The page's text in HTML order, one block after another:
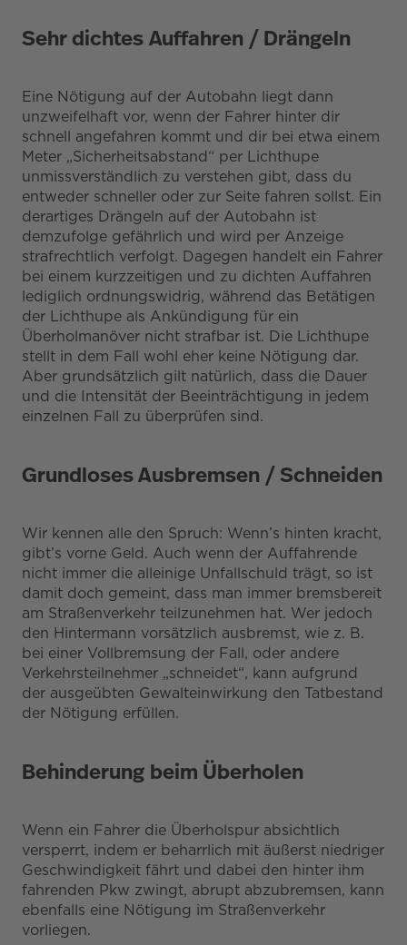
Sehr dichtes Auffahren / Drängeln
Eine Nötigung auf der Autobahn liegt dann
unzweifelhaft vor, wenn der Fahrer hinter dir
schnell angefahren kommt und dir bei etwa einem
Meter „Sicherheitsabstand“ per Lichthupe
unmissverständlich zu verstehen gibt, dass du
entweder schneller oder zur Seite fahren sollst. Ein
derartiges Drängeln auf der Autobahn ist
demzufolge gefährlich und wird per Anzeige
strafrechtlich verfolgt. Dagegen handelt ein Fahrer
bei einem kurzzeitigen und zu dichten Auffahren
lediglich ordnungswidrig, während das Betätigen
der Lichthupe als Ankündigung für ein
Überholmanöver nicht strafbar ist. Die Lichthupe
stellt in dem Fall wohl eher keine Nötigung dar.
Aber grundsätzlich gilt natürlich, dass die Dauer
und die Intensität der Beeinträchtigung in jedem
einzelnen Fall zu überprüfen sind.
Grundloses Ausbremsen / Schneiden
Wir kennen alle den Spruch: Wenn’s hinten kracht,
gibt’s vorne Geld. Auch wenn der Auffahrende
nicht immer die alleinige Unfallschuld trägt, so ist
damit doch gemeint, dass man immer bremsbereit
am Straßenverkehr teilzunehmen hat. Wer jedoch
den Hintermann vorsätzlich ausbremst, wie z. B.
bei einer Vollbremsung der Fall, oder andere
Verkehrsteilnehmer „schneidet“, kann aufgrund
der ausgeübten Gewalteinwirkung den Tatbestand
der Nötigung erfüllen.
Behinderung beim Überholen
Wenn ein Fahrer die Überholspur absichtlich
versperrt, indem er beharrlich mit äußerst niedriger
Geschwindigkeit fährt und dabei den hinter ihm
fahrenden Pkw zwingt, abrupt abzubremsen, kann
ebenfalls eine Nötigung im Straßenverkehr
vorliegen.